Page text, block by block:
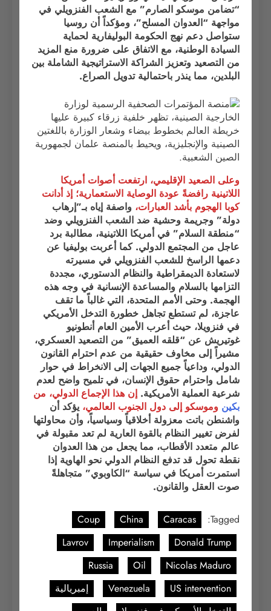
“تضامن موسكو الصارم” مع الشعب الفنزويلي في
مواجهة “العدوان المسلح”، ومؤكداً أن روسيا
ستواصل دعم نهج الحكومة البوليفارية لحماية
السيادة الوطنية، مع الاتفاق على ضرورة منع المزيد
من التصعيد وتعزيز الشراكة الاستراتيجية الشاملة بين
البلدين، مما ينذر باحتمالية تدويل الصراع.
وعلى الصعيد الإقليمي، ارتفعت أصوات أمريكا
اللاتينية رافضةً عودة الوصاية الاستعمارية؛ إذ أدانت
كوبا الهجوم بأشد العبارات، واصفة إياه بـ”إرهاب
دولة” وجريمة وحشية ضد الشعب الفنزويلي وضد
“منطقة السلام” في أمريكا اللاتينية، مطالبة برد
عاجل من المجتمع الدولي. كما أعربت بوليفيا عن
دعمها الراسخ للشعب الفنزويلي في مسيرته
لاستعادة الديمقراطية والنظام الدستوري، مجددة
التزامها بالسلام والمساعدة الإنسانية في وجه هذه
الهجمة. وحتى الأمم المتحدة، التي غالباً ما تقف
عاجزة، لم تستطع تجاهل خطورة التدخل الأمريكي
في فنزويلا، حيث أعرب الأمين العام أنطونيو
غوتيريش عن “قلقه العميق” من التصعيد العسكري،
مشيراً إلى مخاوف حقيقية من عدم احترام القانون
الدولي، وداعياً جميع الجهات إلى الانخراط في حوار
شامل واحترام حقوق الإنسان، في تلميح واضح لعدم
شرعية العملية الأمريكية. إن هذا الإجماع الدولي، من
بكين وموسكو إلى دول الجنوب العالمي، يؤكد أن
واشنطن باتت معزولة أخلاقياً وسياسياً، وأن محاولتها
لفرض تغيير النظام بالقوة العارية لم تعد مقبولة في
عالم متعدد الأقطاب، مما يجعل من هذا العدوان
نقطة تحول قد تدفع النظام الدولي نحو الهاوية إذا
استمرت أمريكا في سياسة “الكاوبوي” متجاهلةً
صوت العقل والقانون.
Tagged:
Caracas
China
Coup
Donald Trump
Imperialism
Lavrov
Nicolas Maduro
Oil
Russia
US intervention
Venezuela
إمبريالية